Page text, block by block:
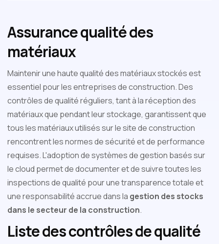
Assurance qualité des
matériaux
Maintenir une haute qualité des matériaux stockés est
essentiel pour les entreprises de construction. Des
contrôles de qualité réguliers, tant à la réception des
matériaux que pendant leur stockage, garantissent que
tous les matériaux utilisés sur le site de construction
rencontrent les normes de sécurité et de performance
requises. L'adoption de systèmes de gestion basés sur
le cloud permet de documenter et de suivre toutes les
inspections de qualité pour une transparence totale et
une responsabilité accrue dans la gestion des stocks
dans le secteur de la construction.
Liste des contrôles de qualité